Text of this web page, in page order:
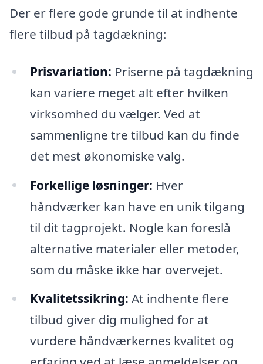
Der er flere gode grunde til at indhente
flere tilbud på tagdækning:
Prisvariation: Priserne på tagdækning
kan variere meget alt efter hvilken
virksomhed du vælger. Ved at
sammenligne tre tilbud kan du finde
det mest økonomiske valg.
Forkellige løsninger: Hver
håndværker kan have en unik tilgang
til dit tagprojekt. Nogle kan foreslå
alternative materialer eller metoder,
som du måske ikke har overvejet.
Kvalitetssikring: At indhente flere
tilbud giver dig mulighed for at
vurdere håndværkernes kvalitet og